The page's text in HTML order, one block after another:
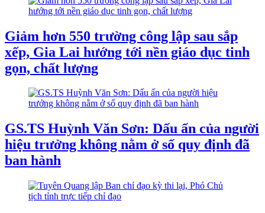
Giảm hơn 550 trường công lập sau sắp
xếp, Gia Lai hướng tới nền giáo dục tinh
gọn, chất lượng
GS.TS Huỳnh Văn Sơn: Dấu ấn của người
hiệu trưởng không nằm ở số quy định đã
ban hành